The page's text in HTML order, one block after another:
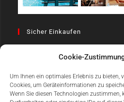
Cookie-
Um Ihnen ein optimales Erlebnis zu bieten,
Cookies, um Geräteinformationen zu
Wenn Sie diesen Technologien zustimmen,
Sicher Einkaufen